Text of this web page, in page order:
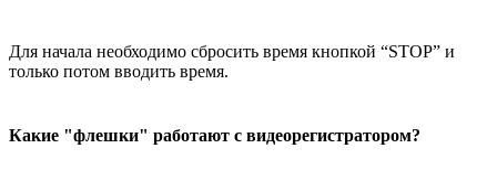
Для начала необходимо сбросить время кнопкой “STOP” и
только потом вводить время.
Какие "флешки" работают с видеорегистратором?